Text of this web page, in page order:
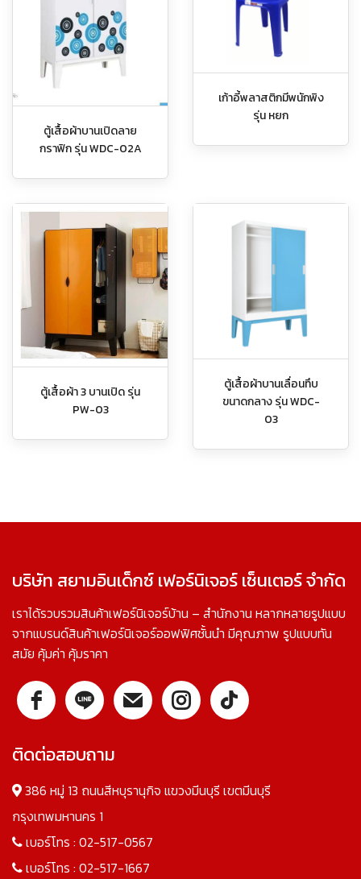
ตู้เสื้อผ้าบานเปิดลาย
กราฟิก รุ่น WDC-02A
เก้าอี้พลาสติกมีพนักพิง
รุ่น หยก
ตู้เสื้อผ้า 3 บานเปิด รุ่น
PW-03
ตู้เสื้อผ้าบานเลื่อนทึบ
ขนาดกลาง รุ่น WDC-
03
บริษัท สยามอินเด็กซ์ เฟอร์นิเจอร์ เซ็นเตอร์ จำกัด
เราได้รวบรวมสินค้าเฟอร์นิเจอร์บ้าน – สำนักงาน หลากหลายรูปแบบ
จากแบรนด์สินค้าเฟอร์นิเจอร์ออฟฟิศชั้นนำ มีคุณภาพ รูปแบบทัน
สมัย คุ้มค่า คุ้มราคา
ติดต่อสอบถาม
386 หมู่ 13 ถนนสีหบุรานุกิจ แขวงมีนบุรี เขตมีนบุรี
กรุงเทพมหานคร 1
เบอร์โทร : 02-517-0567
เบอร์โทร : 02-517-1667